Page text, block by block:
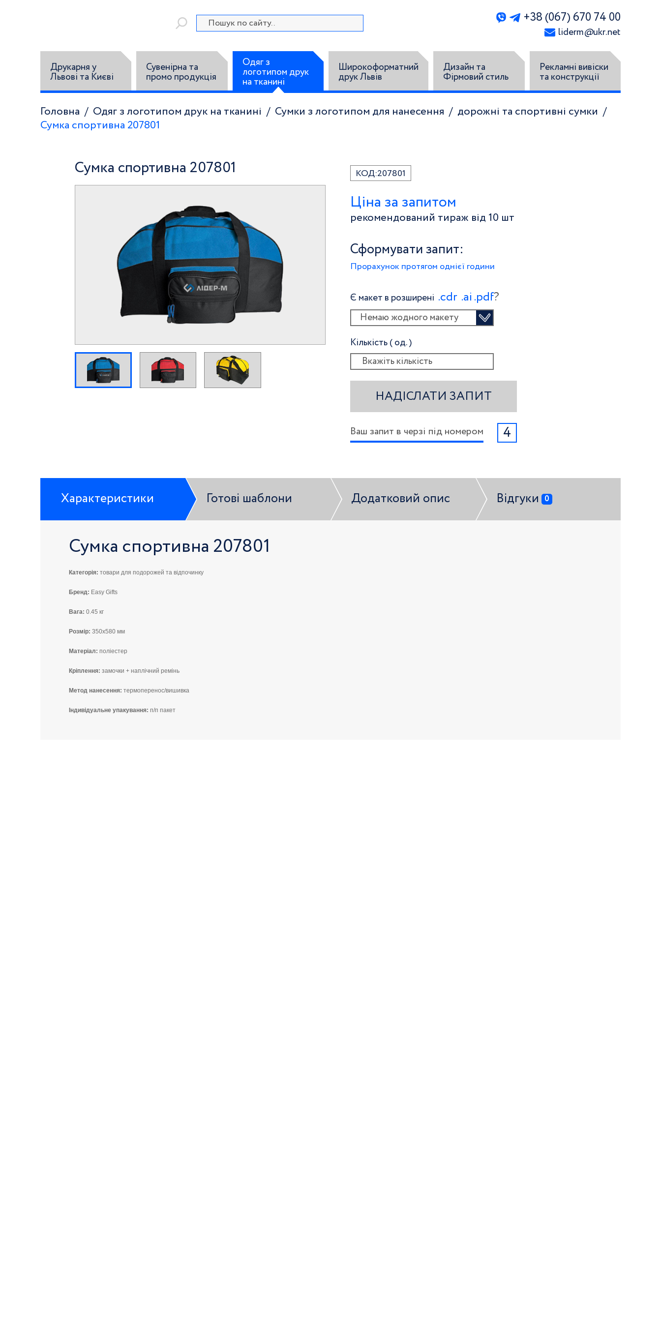
+38 (067) 670 74 00
liderm@ukr.net
Друкарня у
Львові та Києві
Сувенірна та
промо продукція
Одяг з
логотипом друк
на тканині
Широкоформатний
друк Львів
Дизайн та
Фірмовий стиль
Рекламні вивіски
та конструкції
Головна Одяг з логотипом друк на тканині Сумки з логотипом для нанесення
дорожні та спортивні сумки
Сумка спортивна 207801
Сумка спортивна 207801 КОД:207801
Ціна за запитом
рекомендований тираж від 10 шт
Сформувати запит:
Прорахунок протягом однієї години
Є макет в розширені .сdr .ai .pdf?
Немаю жодного макету
Кількість ( од. )
НАДІСЛАТИ ЗАПИТ
Ваш запит в черзі під номером 4
Характеристики Готові шаблони Додатковий опис Відгуки 0
Сумка спортивна 207801
Категорія: товари для подорожей та відпочинку
Бренд: Easy Gifts
Вага: 0.45 кг
Розмір: 350x580 мм
Матеріал: поліестер
Кріплення: замочки + наплічний ремінь
Метод нанесення: термоперенос/вишивка
Індивідуальне упакування: п/п пакет